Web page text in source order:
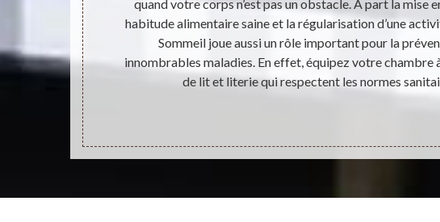
à
à garantir
quand votre corps n’est pas un obstacle. A part la mise
habitude alimentaire saine et la régularisation d’une
Sommeil joue aussi un rôle important pour la
innombrables maladies. En effet, équipez votre chambre
de lit et literie qui respectent les normes